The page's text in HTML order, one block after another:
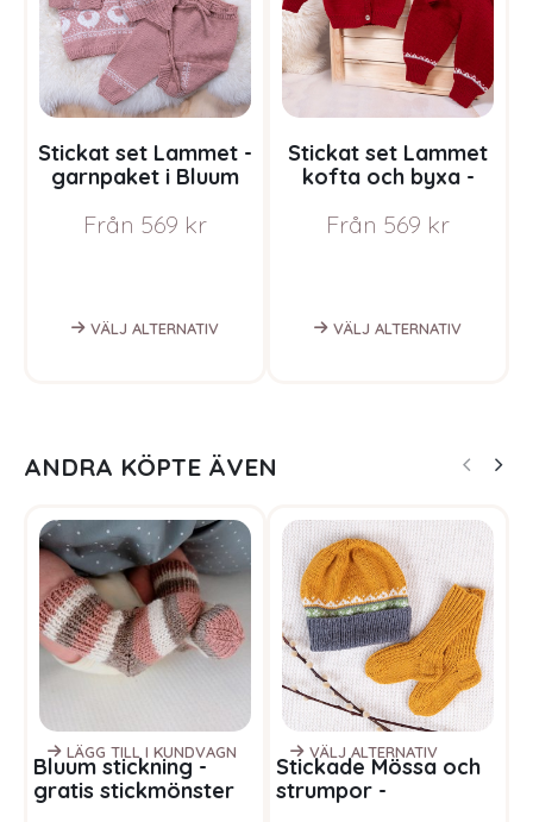
Stickat set Lammet -
garnpaket i Bluum
Från 569 kr
VÄLJ ALTERNATIV
Stickat set Lammet
kofta och byxa -
Pure Eco Baby Wool
Från 569 kr
VÄLJ ALTERNATIV
ANDRA KÖPTE ÄVEN
LÄGG TILL I KUNDVAGN
Bluum stickning -
gratis stickmönster
VÄLJ ALTERNATIV
Stickade Mössa och
strumpor -